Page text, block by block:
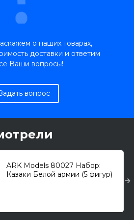
о наших товарах,
доставки и ответим
Ваши вопросы!
вопрос
ARK Models 80027 Набор:
Казаки Белой армии (5 фигур)